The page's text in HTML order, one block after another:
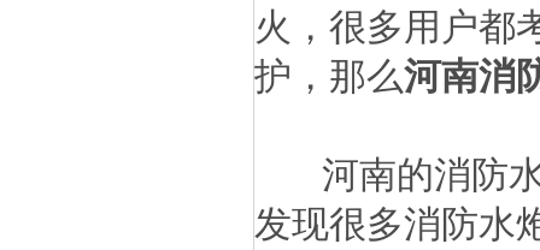
火，很多用户都
护，那么河南消
河南的消防水
发现很多消防水